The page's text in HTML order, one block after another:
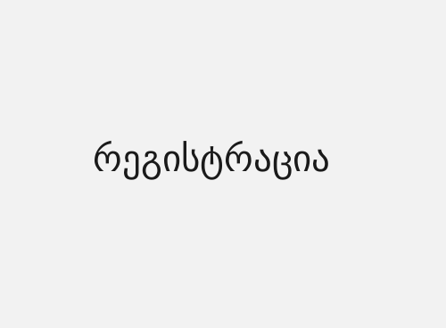
რეგისტრაცია